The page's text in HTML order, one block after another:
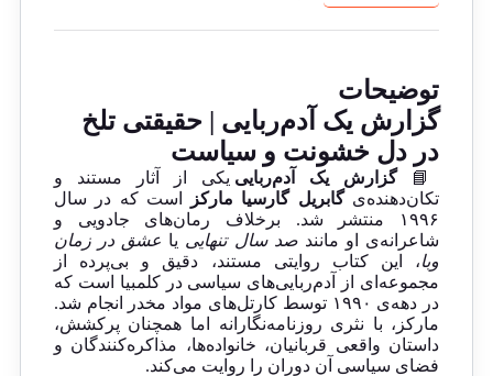
توضیحات
گزارش یک آدم‌ربایی | حقیقتی تلخ
در دل خشونت و سیاست
📘گزارش یک آدم‌ربایی یکی از آثار مستند و
تکان‌دهنده‌یگابریل گارسیا مارکز
است که در سال
۱۹۹۶ منتشر شد. برخلاف رمان‌های جادویی و
شاعرانه‌ی او مانندصد سال تنهایی یا عشق در زمان
وبا، این کتاب روایتی مستند، دقیق و بی‌پرده از
مجموعه‌ای از آدم‌ربایی‌های سیاسی در کلمبیا است که
در دهه‌ی ۱۹۹۰ توسط کارتل‌های مواد مخدر انجام شد.
مارکز، با نثری روزنامه‌نگارانه اما همچنان پرکشش،
داستان واقعی قربانیان، خانواده‌ها، مذاکره‌کنندگان و
فضای سیاسی آن دوران را روایت می‌کند.